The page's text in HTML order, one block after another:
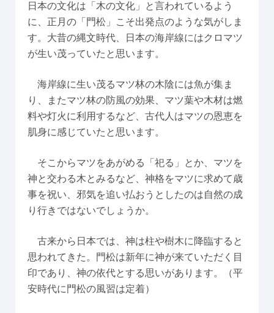
日本の文化は「木の文化」と言われているよう
に、正月の「門松」こそ出発点のような気がしま
す。大昔の縄文時代、日本の海岸線にはクロマツ
が生い茂っていたと思います。
海岸線に生い茂るマツ林の木陰には魚が集ま
り、またマツ林の防風の効果、マツ葉や木材は燃
料や灯火に利用するなど、古代人はマツの恩恵を
肌身に感じていたと思います。
そこからマツをあがめる「祀る」とか、マツを
神と交わる木とみるなど、神格をマツに求めて歳
事を祝い、邪気を追い払おうとしたのは自然の成
り行きではないでしょうか。
古来から日本では、神は柱や樹木に降臨すると
思われてきた。門松は新年に神が来ていただく目
印であり、神の依代とする思いがあります。（平
安時代に門松の風習は定着）